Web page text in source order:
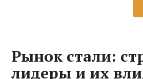
Рынок стали:
лидеры и их